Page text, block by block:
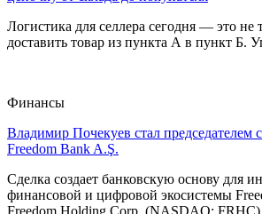
Логистика для селлера сегодня — это не
доставить товар из пункта А в пункт Б.
Финансы
Владимир Почекуев стал председателем
Freedom Bank A.Ş.
Сделка создает банковскую основу для
финансовой и цифровой экосистемы